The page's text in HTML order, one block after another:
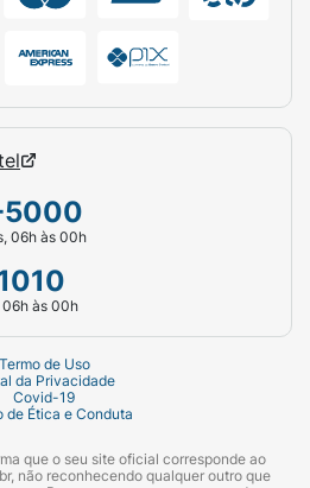
5000
06h às 00h
06h às 00h
Termo de Uso
da Privacidade
Covid-19
de Ética e Conduta
que o seu site oficial corresponde ao
não reconhecendo qualquer outro que